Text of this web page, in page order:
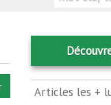
Articles les +